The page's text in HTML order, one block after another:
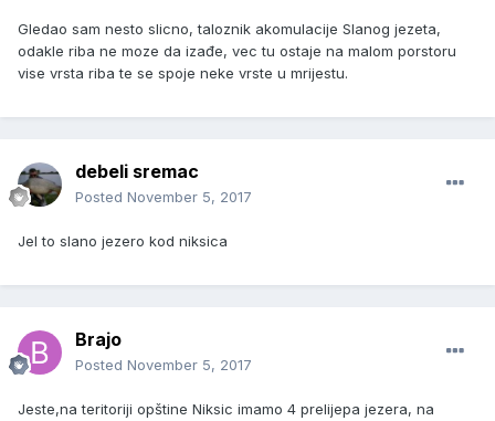
Gledao sam nesto slicno, taloznik akomulacije Slanog jezeta,
odakle riba ne moze da izađe, vec tu ostaje na malom porstoru
vise vrsta riba te se spoje neke vrste u mrijestu.
debeli sremac
Posted November 5, 2017
Jel to slano jezero kod niksica
Brajo
Posted November 5, 2017
Jeste,na teritoriji opštine Niksic imamo 4 prelijepa jezera, na